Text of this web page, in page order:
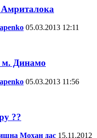
05.03.2013 12:11
м. Динамо
05.03.2013 11:56
??
Мохан дас 15.11.2012